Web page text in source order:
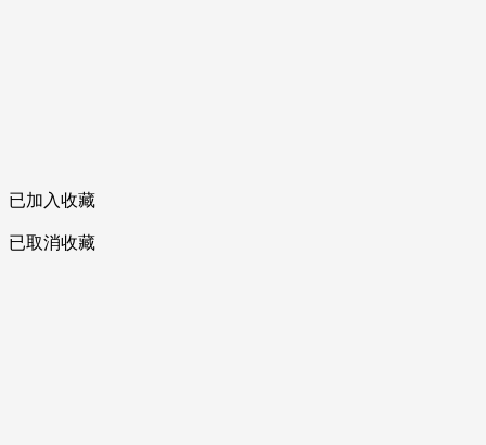
已加入收藏
已取消收藏